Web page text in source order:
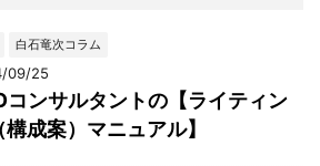
白石竜次コラム
09/25
コンサルタントの【ライティン
構成案）マニュアル】